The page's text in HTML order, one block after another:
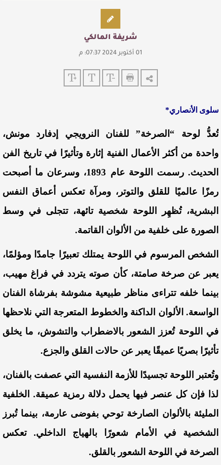
شريفة المالكي
01 أكتوبر 2024 07:37: م
سلوى الأنصاري*
تُعدُّ لوحة “الصرخة” للفنان النرويجي إدفارد مونش،
واحدة من أكثر الأعمال الفنية إثارة وتأثيرًا في تاريخ الفن
الحديث. رسمت اللوحة عام 1893، وسرعان ما أصبحت
رمزًا عالميًا للقلق والتوتر، ومرآة تعكس أعماق النفس
البشرية، تُظهِر اللوحة شخصية تائهة، تتجلى في وسط
الصورة على خلفية من الألوان القاتمة.
الشخص المرسوم في اللوحة يمتلك تعبيرًا جامدًا ومؤلمًا،
يعبر عن صرخة صامتة، كأن صوته يتردد في فراغ مهيب،
بينما خلفه تتراءى مناظر طبيعية مشوشة بفرشاة الفنان
الواسعة. الألوان الداكنة والخطوط المتعرجة التي نلاحظها
في اللوحة تُعزز الشعور بالاضطراب والتشوش، ما يخلق
تأثيرًا بصريًا عميقًا يعبر عن حالات القلق والجزع.
وتُعتبر اللوحة تجسيدًا للأزمة النفسية التي عصفت بالفنان،
لذا فإن كل عنصر فيها يحمل دلالة رمزية عميقة. الخلفية
المليئة بالألوان الصارخة توحي بفوضى عارمة، بينما تُبرز
الشخصية في الأمام شعورًا بالهياج الداخلي. تعكس
الصرخة في اللوحة الشعور بالقلق.